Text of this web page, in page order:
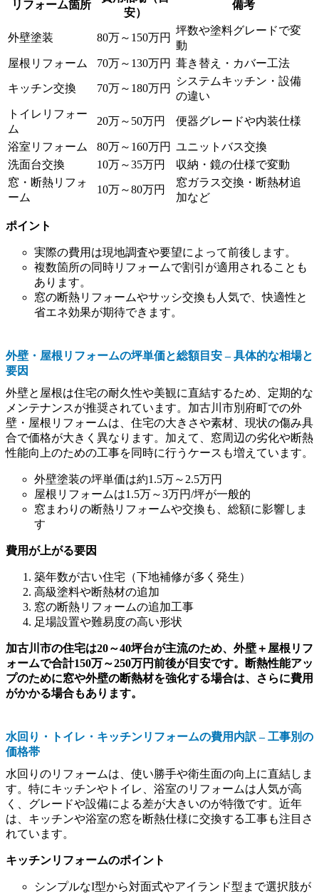
リフォーム箇所
安）
備考
外壁塗装 80万～150万円
坪数や塗料グレードで変
動
屋根リフォーム
70万～130万円 葺き替え・カバー工法
キッチン交換 70万～180万円
システムキッチン・設備
の違い
トイレリフォー
ム
20万～50万円 便器グレードや内装仕様
浴室リフォーム 80万～160万円 ユニットバス交換
洗面台交換
10万～35万円
収納・鏡の仕様で変動
窓・断熱リフォ
ーム
10万～80万円
窓ガラス交換・断熱材追
加など
ポイント
実際の費用は現地調査や要望によって前後します。
複数箇所の同時リフォームで割引が適用されることも
あります。
窓の断熱リフォームやサッシ交換も人気で、快適性と
省エネ効果が期待できます。
外壁・屋根リフォームの坪単価と総額目安 – 具体的な相場と
要因
外壁と屋根は住宅の耐久性や美観に直結するため、定期的な
メンテナンスが推奨されています。加古川市別府町での外
壁・屋根リフォームは、住宅の大きさや素材、現状の傷み具
合で価格が大きく異なります。加えて、窓周辺の劣化や断熱
性能向上のための工事を同時に行うケースも増えています。
外壁塗装の坪単価は約1.5万～2.5万円
屋根リフォームは1.5万～3万円/坪が一般的
窓まわりの断熱リフォームや交換も、総額に影響しま
す
費用が上がる要因
築年数が古い住宅（下地補修が多く発生）
高級塗料や断熱材の追加
窓の断熱リフォームの追加工事
足場設置や難易度の高い形状
加古川市の住宅は20～40坪台が主流のため、外壁＋屋根リフ
ォームで合計150万～250万円前後が目安です。断熱性能アッ
プのために窓や外壁の断熱材を強化する場合は、さらに費用
がかかる場合もあります。
水回り・トイレ・キッチンリフォームの費用内訳 – 工事別の
価格帯
水回りのリフォームは、使い勝手や衛生面の向上に直結しま
す。特にキッチンやトイレ、浴室のリフォームは人気が高
く、グレードや設備による差が大きいのが特徴です。近年
は、キッチンや浴室の窓を断熱仕様に交換する工事も注目さ
れています。
キッチンリフォームのポイント
シンプルなI型から対面式やアイランド型まで選択肢が